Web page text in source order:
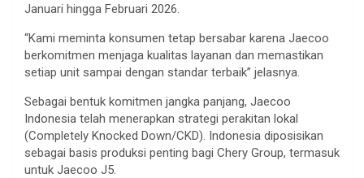
Januari hingga Februari 2026.
“Kami meminta konsumen tetap bersabar karena Jaecoo
berkomitmen menjaga kualitas layanan dan memastikan
setiap unit sampai dengan standar terbaik” jelasnya.
Sebagai bentuk komitmen jangka panjang, Jaecoo
Indonesia telah menerapkan strategi perakitan lokal
(Completely Knocked Down/CKD). Indonesia diposisikan
sebagai basis produksi penting bagi Chery Group, termasuk
untuk Jaecoo J5.